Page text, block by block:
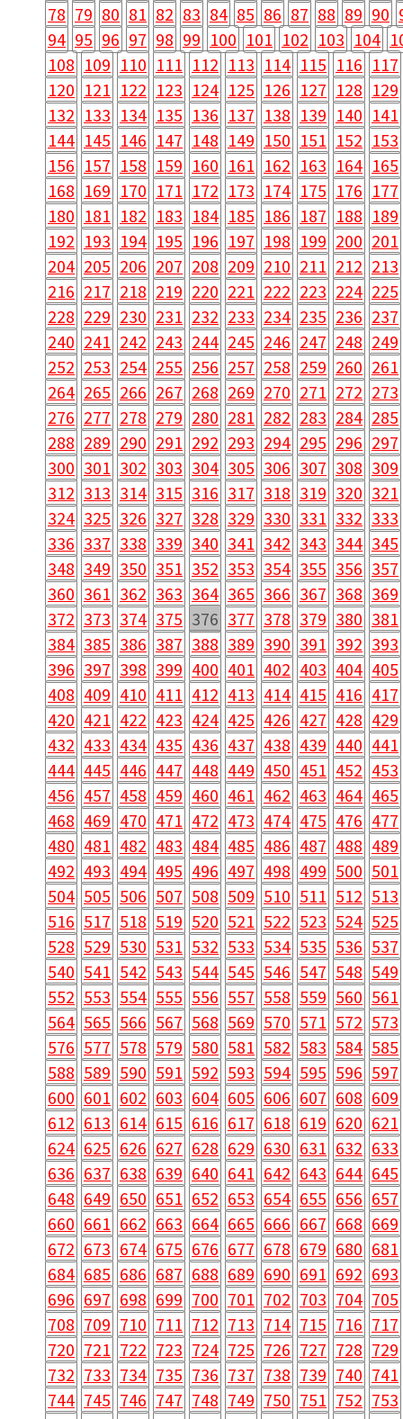
78 79 80 81 82 83 84 85 86 87 88 89 90
94 95 96 97 98 99 100 101 102 103 104
108 109 110 111 112 113 114 115 116 117
120 121 122 123 124 125 126 127 128 129
132 133 134 135 136 137 138 139 140 141
144 145 146 147 148 149 150 151 152 153
156 157 158 159 160 161 162 163 164 165
168 169 170 171 172 173 174 175 176 177
180 181 182 183 184 185 186 187 188 189
192 193 194 195 196 197 198 199 200 201
204 205 206 207 208 209 210 211 212 213
216 217 218 219 220 221 222 223 224 225
228 229 230 231 232 233 234 235 236 237
240 241 242 243 244 245 246 247 248 249
252 253 254 255 256 257 258 259 260 261
264 265 266 267 268 269 270 271 272 273
276 277 278 279 280 281 282 283 284 285
288 289 290 291 292 293 294 295 296 297
300 301 302 303 304 305 306 307 308 309
312 313 314 315 316 317 318 319 320 321
324 325 326 327 328 329 330 331 332 333
336 337 338 339 340 341 342 343 344 345
348 349 350 351 352 353 354 355 356 357
360 361 362 363 364 365 366 367 368 369
372 373 374 375 376 377 378 379 380 381
384 385 386 387 388 389 390 391 392 393
396 397 398 399 400 401 402 403 404 405
408 409 410 411 412 413 414 415 416 417
420 421 422 423 424 425 426 427 428 429
432 433 434 435 436 437 438 439 440 441
444 445 446 447 448 449 450 451 452 453
456 457 458 459 460 461 462 463 464 465
468 469 470 471 472 473 474 475 476 477
480 481 482 483 484 485 486 487 488 489
492 493 494 495 496 497 498 499 500 501
504 505 506 507 508 509 510 511 512 513
516 517 518 519 520 521 522 523 524 525
528 529 530 531 532 533 534 535 536 537
540 541 542 543 544 545 546 547 548 549
552 553 554 555 556 557 558 559 560 561
564 565 566 567 568 569 570 571 572 573
576 577 578 579 580 581 582 583 584 585
588 589 590 591 592 593 594 595 596 597
600 601 602 603 604 605 606 607 608 609
612 613 614 615 616 617 618 619 620 621
624 625 626 627 628 629 630 631 632 633
636 637 638 639 640 641 642 643 644 645
648 649 650 651 652 653 654 655 656 657
660 661 662 663 664 665 666 667 668 669
672 673 674 675 676 677 678 679 680 681
684 685 686 687 688 689 690 691 692 693
696 697 698 699 700 701 702 703 704 705
708 709 710 711 712 713 714 715 716 717
720 721 722 723 724 725 726 727 728 729
732 733 734 735 736 737 738 739 740 741
744 745 746 747 748 749 750 751 752 753